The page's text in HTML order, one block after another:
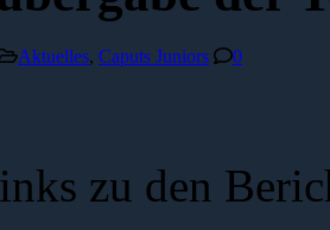
Aktuelles, Caputs Juniors 0
zu den